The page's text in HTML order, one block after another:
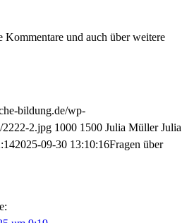
Kommentare und auch über weitere
bildung.de/wp-
2222-2.jpg 1000 1500 Julia Müller Julia
2025-09-30 13:10:16Fragen über